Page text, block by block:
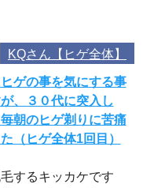
KQさん【ヒゲ全体】
ゲの事を気にする事
、３０代に突入し
朝のヒゲ剃りに苦痛
（ヒゲ全体1回目）
するキッカケです